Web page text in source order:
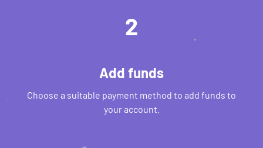
2
Add funds
Choose a suitable payment method to add funds to
your account.